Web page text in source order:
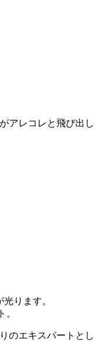
アレコレと飛び出し
のエキスパートとし